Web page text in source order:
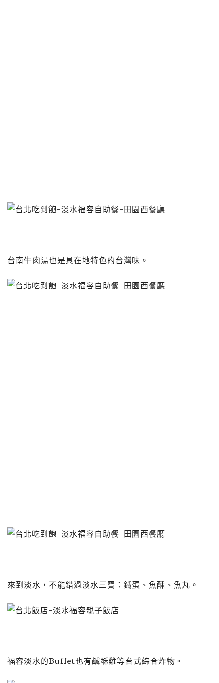
台南牛肉湯也是具在地特色的台灣味。
來到淡水，不能錯過淡水三寶：鐵蛋、魚酥、魚丸。
福容淡水的Buffet也有鹹酥雞等台式綜合炸物。